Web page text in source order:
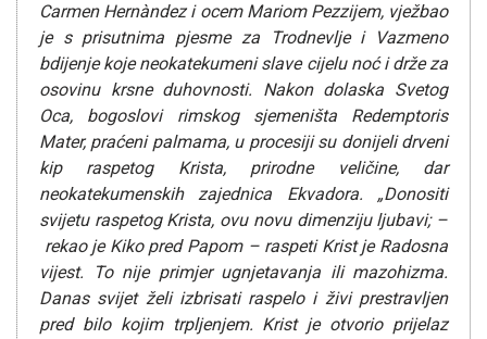
Carmen Hernàndez i ocem Mariom Pezzijem, vježbao
je s prisutnima pjesme za Trodnevlje i Vazmeno
bdijenje koje neokatekumeni slave cijelu noć i drže za
osovinu krsne duhovnosti. Nakon dolaska Svetog
Oca, bogoslovi rimskog sjemeništa Redemptoris
Mater, praćeni palmama, u procesiji su donijeli drveni
kip raspetog Krista, prirodne veličine, dar
neokatekumenskih zajednica Ekvadora.
„Donositi
svijetu raspetog Krista, ovu novu dimenziju ljubavi; –
rekao je Kiko pred Papom – raspeti Krist je Radosna
vijest. To nije primjer ugnjetavanja ili mazohizma.
Danas svijet želi izbrisati raspelo i živi prestravljen
pred bilo kojim trpljenjem. Krist je otvorio prijelaz